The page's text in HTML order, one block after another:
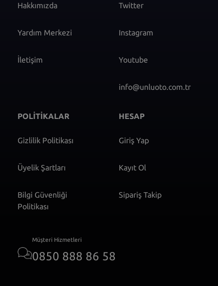
Hakkımızda
Yardım Merkezi
İletişim
Twitter
Instagram
Youtube
info@unluoto.com.tr
POLİTİKALAR
Gizlilik Politikası
Üyelik Şartları
Bilgi Güvenliği
Politikası
HESAP
Giriş Yap
Kayıt Ol
Sipariş Takip
Müşteri Hizmetleri
0850 888 86 58